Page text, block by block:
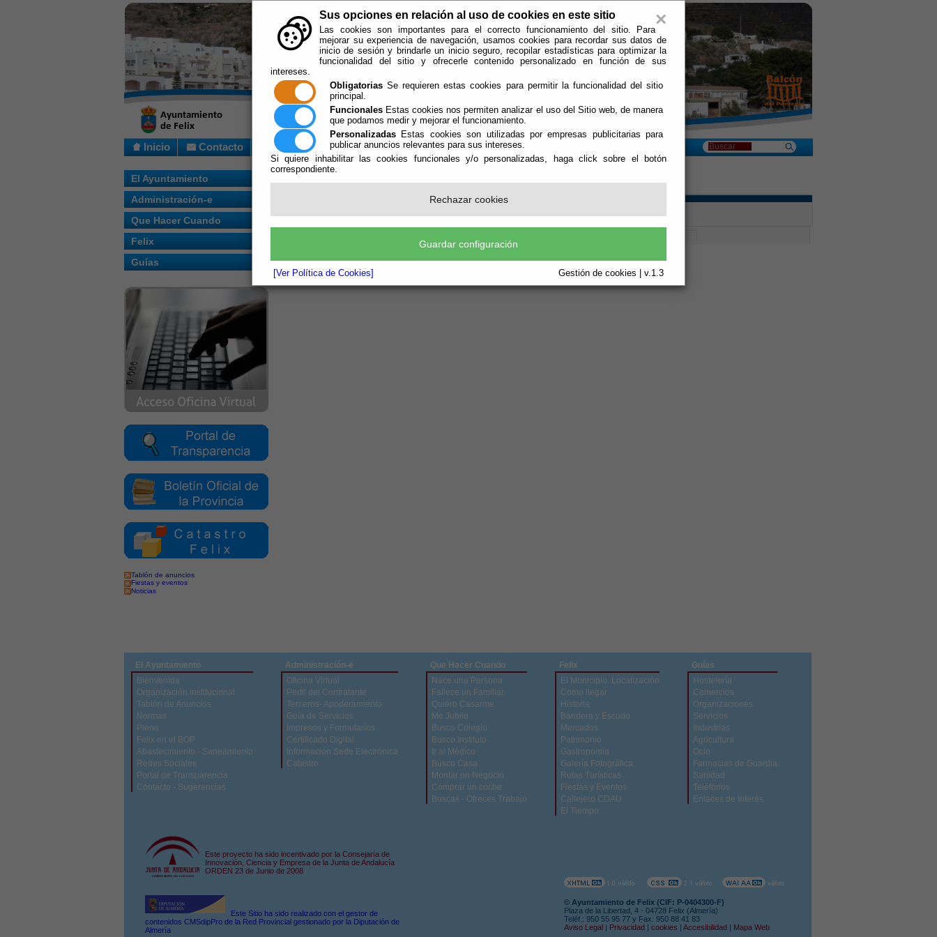
×
Sus opciones en relación al uso de cookies en este sitio
Las cookies son importantes para el correcto funcionamiento del sitio. Para
mejorar su experiencia de navegación, usamos cookies para recordar sus datos de
inicio de sesión y brindarle un inicio seguro, recopilar estadísticas para optimizar la
funcionalidad del sitio y ofrecerle contenido personalizado en función de sus
intereses.
Obligatorias Se requieren estas cookies para permitir la funcionalidad del sitio
principal.
Funcionales Estas cookies nos permiten analizar el uso del Sitio web, de manera
que podamos medir y mejorar el funcionamiento.
Personalizadas Estas cookies son utilizadas por empresas publicitarias para
publicar anuncios relevantes para sus intereses.
Si quiere inhabilitar las cookies funcionales y/o personalizadas, haga click sobre el botón
correspondiente.
Rechazar cookies
Guardar configuración
[Ver Política de Cookies] Gestión de cookies | v.1.3
Inicio Contacto
El Ayuntamiento
Administración-e
Que Hacer Cuando
Felix
Guías
Tablón de anuncios
Fiestas y eventos
Noticias
Usted se encuentra aquí:
Aceites
El Ayuntamiento
Bienvenida
Organización Institucional
Tablón de Anuncios
Normas
Pleno
Felix en el BOP
Abastecimiento - Saneamiento
Redes Sociales
Portal de Transparencia
Contacto - Sugerencias
Administración-e
Oficina Virtual
Perfil del Contratante
Terceros- Apoderamiento
Guía de Servicios
Impresos y Formularios
Certificado Digital
Información Sede Electrónica
Catastro
Que Hacer Cuando
Nace una Persona
Fallece un Familiar
Quiero Casarme
Me Jubilo
Busco Colegio
Busco Instituto
Ir al Médico
Busco Casa
Montar un Negocio
Comprar un coche
Buscas - Ofreces Trabajo
Felix
El Municipio. Localización
Como llegar
Historia
Bandera y Escudo
Mercados
Patrimonio
Gastronomía
Galería Fotográfica
Rutas Turísticas
Fiestas y Eventos
Callejero CDAU
El Tiempo
Guías
Hostelería
Comercios
Organizaciones
Servicios
Industrias
Agricultura
Ocio
Farmacias de Guardia
Sanidad
Teléfonos
Enlaces de Interés
Este proyecto ha sido incentivado por la Consejaría de
Innovación, Ciencia y Empresa de la Junta de Andalucía
ORDEN 23 de Junio de 2008
Este Sitio ha sido realizado con el gestor de
contenidos CMSdipPro de la Red Provincial gestionado por la Diputación de
Almería
© Ayuntamiento de Felix (CIF: P-0404300-F)
Plaza de la Libertad, 4 - 04728 Felix (Almería)
Teléf.: 950 55 95 77 y Fax: 950 88 41 83
Aviso Legal | Privacidad | cookies | Accesibilidad | Mapa Web